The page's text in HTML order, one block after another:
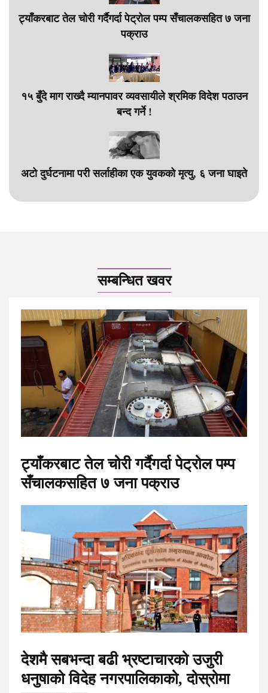
ट्याँकरबाट तेल चोरी गर्दैगर्दा पेट्रोल पम्प सँचालकसहित ७ जना
पक्राउ
१५ बुँदे माग राख्दै म्यानपावर व्यवसायीले श्रमिक विदेश पठाउन
बन्द गर्ने !
अटो दुर्घटनामा परी सर्लाहीका एक युवकको मृत्यु, ६ जना घाइते
सम्बन्धित खवर
ट्याँकरबाट तेल चोरी गर्दैगर्दा पेट्रोल पम्प
सँचालकसहित ७ जना पक्राउ
देशमै सबभन्दा बढी भ्रष्टाचारको उजुरी
धनुषाको विदेह नगरपालिकाको, दोस्रोमा